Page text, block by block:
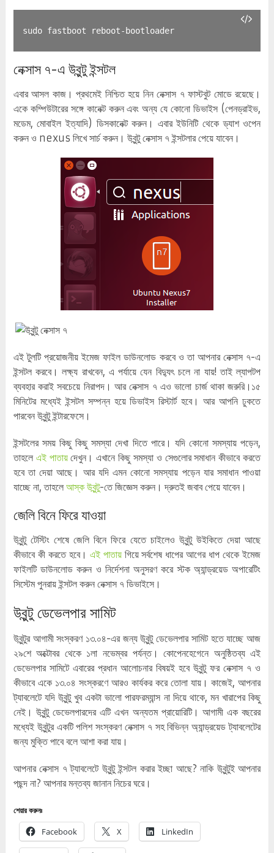
sudo fastboot reboot-bootloader
নেক্সাস ৭-এ উবুন্টু ইন্সটল
এবার আসল কাজ। প্রথমেই নিশ্চিত হয়ে নিন নেক্সাস ৭ ফাস্টবুট মোডে রয়েছে।
একে কম্পিউটারের সঙ্গে কানেক্ট করুন এবং অন্য যে কোনো ডিভাইস (পেনড্রাইভ,
মডেম, মোবাইল ইত্যাদি) ডিসকানেক্ট করুন। এবার ইউনিটি থেকে ড্যাশ ওপেন
করুন ও nexus লিখে সার্চ করুন। উবুন্টু নেক্সাস ৭ ইন্সটলার পেয়ে যাবেন।
এই টুলটি প্রয়োজনীয় ইমেজ ফাইল ডাউনলোড করবে ও তা আপনার নেক্সাস ৭-এ
ইন্সটল করবে। লক্ষ্য রাখবেন, এ পর্যায়ে যেন বিদ্যুৎ চলে না যায়! তাই ল্যাপটপ
ব্যবহার করাই সবচেয়ে নিরাপদ। আর নেক্সাস ৭ এও ভালো চার্জ থাকা জরুরি।১৫
মিনিটের মধ্যেই ইন্সটল সম্পন্ন হয়ে ডিভাইস রিস্টার্ট হবে। আর আপনি ঢুকতে
পারবেন উবুন্টু ইন্টারফেসে।
ইন্সটলের সময় কিছু কিছু সমস্যা দেখা দিতে পারে। যদি কোনো সমস্যায় পড়েন,
তাহলে এই পাতায়দেখুন। এখানে কিছু সমস্যা ও সেগুলোর সমাধান কীভাবে করতে
হবে তা দেয়া আছে। আর যদি এমন কোনো সমস্যায় পড়েন যার সমাধান পাওয়া
যাচ্ছে না, তাহলে আস্ক উবুন্টু-তে জিজ্ঞেস করুন। দ্রুতই জবাব পেয়ে যাবেন।
জেলি বিনে ফিরে যাওয়া
উবুন্টু টেস্টিং শেষে জেলি বিনে ফিরে যেতে চাইলেও উবুন্টু উইকিতে দেয়া আছে
কীভাবে কী করতে হবে। এই পাতায়গিয়ে সর্বশেষ ধাপের আগের ধাপ থেকে ইমেজ
ফাইলটি ডাউনলোড করুন ও নির্দেশনা অনুসরণ করে স্টক অ্যান্ড্রয়েড অপারেটিং
সিস্টেম পুনরায় ইন্সটল করুন নেক্সাস ৭ ডিভাইসে।
উবুন্টু ডেভেলপার সামিট
উবুন্টুর আগামী সংস্করণ ১৩.০৪-এর জন্য উবুন্টু ডেভেলপার সামিট হতে যাচ্ছে আজ
২৯শে অক্টোবর থেকে ১লা নভেম্বর পর্যন্ত। কোপেনহেগেনে অনুষ্ঠিতব্য এই
ডেভেলপার সামিটে এবারের প্রধান আলোচনার বিষয়ই হবে উবুন্টু ফর নেক্সাস ৭ ও
কীভাবে একে ১৩.০৪ সংস্করণে আরও কার্যকর করে তোলা যায়। কাজেই, আপনার
ট্যাবলেটে যদি উবুন্টু খুব একটা ভালো পারফরম্যান্স না দিয়ে থাকে, মন খারাপের কিছু
নেই। উবুন্টু ডেভেলপারদের এটি এখন অন্যতম প্রায়োরিটি। আগামী এক বছরের
মধ্যেই উবুন্টুর একটি পলিশ সংস্করণ নেক্সাস ৭ সহ বিভিন্ন অ্যান্ড্রয়েড ট্যাবলেটের
জন্য মুক্তি পাবে বলে আশা করা যায়।
আপনার নেক্সাস ৭ ট্যাবলেটে উবুন্টু ইন্সটল করার ইচ্ছা আছে? নাকি উবুন্টুই আপনার
পছন্দ না? আপনার মন্তব্য জানান নিচের ঘরে।
শেয়ার করুনঃ
Facebook X LinkedIn